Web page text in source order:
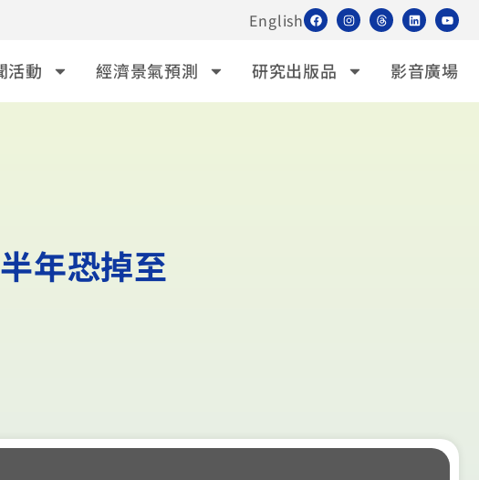
English
活動 經濟景氣預測 研究出版品 影音廣場
年恐掉至